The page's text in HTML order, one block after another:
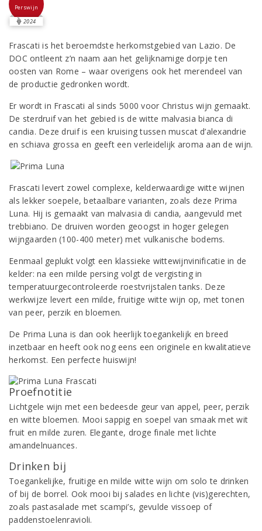
Perswijn
2024
Frascati is het beroemdste herkomstgebied van Lazio. De
DOC ontleent z’n naam aan het gelijknamige dorpje ten
oosten van Rome – waar overigens ook het merendeel van
de productie gedronken wordt.
Er wordt in Frascati al sinds 5000 voor Christus wijn gemaakt.
De sterdruif van het gebied is de witte malvasia bianca di
candia. Deze druif is een kruising tussen muscat d’alexandrie
en schiava grossa en geeft een verleidelijk aroma aan de wijn.
Frascati levert zowel complexe, kelderwaardige witte wijnen
als lekker soepele, betaalbare varianten, zoals deze Prima
Luna. Hij is gemaakt van malvasia di candia, aangevuld met
trebbiano. De druiven worden geoogst in hoger gelegen
wijngaarden (100-400 meter) met vulkanische bodems.
Eenmaal geplukt volgt een klassieke wittewijnvinificatie in de
kelder: na een milde persing volgt de vergisting in
temperatuurgecontroleerde roestvrijstalen tanks. Deze
werkwijze levert een milde, fruitige witte wijn op, met tonen
van peer, perzik en bloemen.
De Prima Luna is dan ook heerlijk toegankelijk en breed
inzetbaar en heeft ook nog eens een originele en kwalitatieve
herkomst. Een perfecte huiswijn!
Proefnotitie
Lichtgele wijn met een bedeesde geur van appel, peer, perzik
en witte bloemen. Mooi sappig en soepel van smaak met wit
fruit en milde zuren. Elegante, droge finale met lichte
amandelnuances.
Drinken bij
Toegankelijke, fruitige en milde witte wijn om solo te drinken
of bij de borrel. Ook mooi bij salades en lichte (vis)gerechten,
zoals pastasalade met scampi’s, gevulde vissoep of
paddenstoelenravioli.